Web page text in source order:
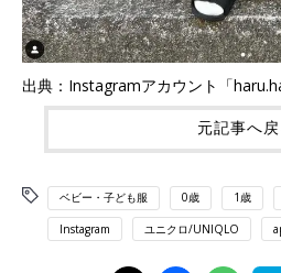
出典：Instagramアカウント「
元記事へ
ベビー・子ども服 0歳 1歳
Instagram ユニクロ/UNIQLO